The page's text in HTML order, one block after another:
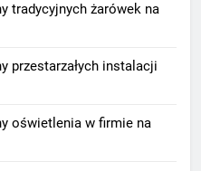
tradycyjnych żarówek na
przestarzałych instalacji
oświetlenia w firmie na